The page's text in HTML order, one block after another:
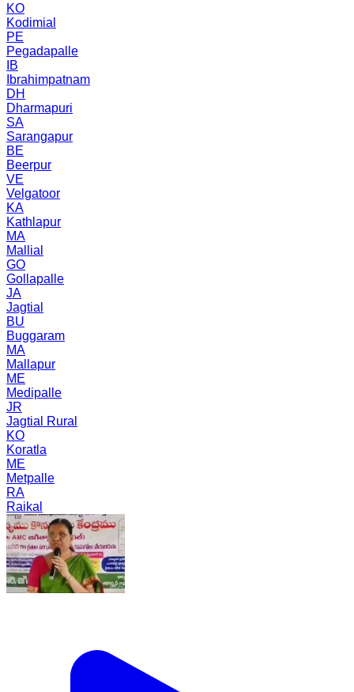
KO
Kodimial
PE
Pegadapalle
IB
Ibrahimpatnam
DH
Dharmapuri
SA
Sarangapur
BE
Beerpur
VE
Velgatoor
KA
Kathlapur
MA
Mallial
GO
Gollapalle
JA
Jagtial
BU
Buggaram
MA
Mallapur
ME
Medipalle
JR
Jagtial Rural
KO
Koratla
ME
Metpalle
RA
Raikal